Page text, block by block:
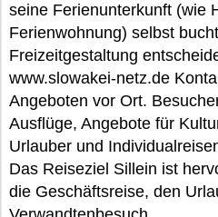
seine Ferienunterkunft (wie
Ferienwohnung) selbst
Freizeitgestaltung
www.slowakei-netz.de
Angeboten vor Ort.
Ausflüge, Angebote für
Urlauber und
Das Reiseziel Sillein ist
die Geschäftsreise, den